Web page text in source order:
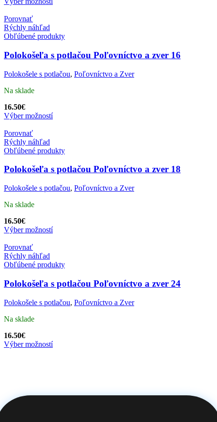
Porovnať
Rýchly náhľad
Obľúbené produkty
Polokošeľa s potlačou Poľovníctvo a zver 16
Polokošele s potlačou, Poľovníctvo a Zver
Na sklade
16.50€
Výber možností
Porovnať
Rýchly náhľad
Obľúbené produkty
Polokošeľa s potlačou Poľovníctvo a zver 18
Polokošele s potlačou, Poľovníctvo a Zver
Na sklade
16.50€
Výber možností
Porovnať
Rýchly náhľad
Obľúbené produkty
Polokošeľa s potlačou Poľovníctvo a zver 24
Polokošele s potlačou, Poľovníctvo a Zver
Na sklade
16.50€
Výber možností